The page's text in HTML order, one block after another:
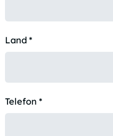
Land*
Telefon *